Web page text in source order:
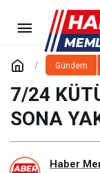
Gündem
7/24
SONA
Haber
Yorum